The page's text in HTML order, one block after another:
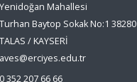
Yenidoğan Mahallesi
Turhan Baytop Sokak No:1 38280
TALAS / KAYSERİ
aves@erciyes.edu.tr
0 352 207 66 66